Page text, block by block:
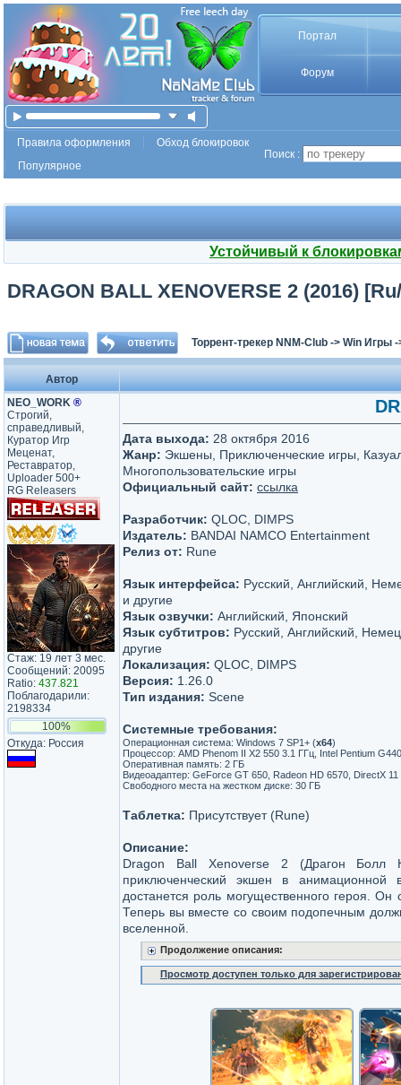
Портал
Форум
Правила оформления
Обход блокировок
Популярное
Поиск :
Устойчивый к
DRAGON BALL XENOVERSE 2 (2016)
Торрент-трекер NNM-Club -> Win Игры
Автор
NEO_WORK ®
Строгий,
справедливый,
Куратор Игр
Меценат,
Реставратор,
Uploader 500+
RG Releasers
Стаж: 19 лет 3 мес.
Сообщений: 20095
Ratio: 437.821
Поблагодарили:
2198334
100%
Откуда: Россия
Дата выхода: 28 октября 2016
Жанр: Экшены, Приключенческие игры,
Многопользовательские игры
Официальный сайт: ссылка
Разработчик: QLOC, DIMPS
Издатель: BANDAI NAMCO Entertainment
Релиз от: Rune
Язык интерфейса: Русский, Английский,
и другие
Язык озвучки: Английский, Японский
Язык субтитров: Русский, Английский,
другие
Локализация: QLOC, DIMPS
Версия: 1.26.0
Тип издания: Scene
Системные требования:
Операционная система: Windows 7 SP1+ (х64)
Процессор: AMD Phenom II X2 550 3.1 ГГц, Intel Pentium
Оперативная память: 2 ГБ
Видеоадаптер: GeForce GT 650, Radeon HD 6570, DirectX 11
Свободного места на жестком диске: 30 ГБ
Таблетка: Присутствует (Rune)
Описание:
Dragon Ball Xenoverse 2 (Драгон Болл
приключенческий экшен в анимационной
достанется роль могущественного героя.
Теперь вы вместе со своим подопечным
вселенной.
Продолжение описания:
Просмотр доступен только для